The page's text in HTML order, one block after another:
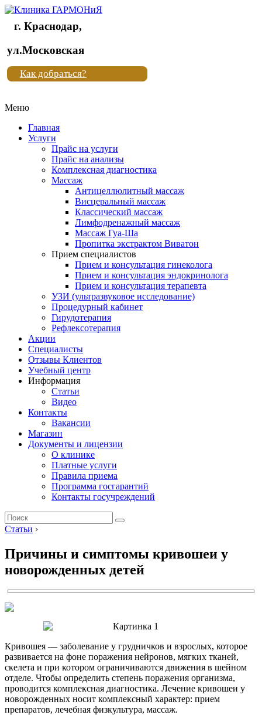
Клиника
"Новая
жизнь"
Клиника
жизнь"
г. Краснодар,
ул.Московская
Как добраться?
Меню
Главная
Услуги
Прайс на услуги
Прайс на анализы
Комплексная диагностика
Массаж
Антицеллюлитный массаж
Висцеральный массаж
Классический массаж
Лимфодренажный массаж
Массаж Гуа-Ша
Пропитка экстрактом Виватон
Прием специалистов
Прием и консультация гинеколога
Прием и консультация эндокринолога
Прием и консультация терапевта
УЗИ (ультразвуковое исследование)
Процедурный кабинет
Гирудотерапия
Рефлексотерапия
Акции
Специалисты
Отзывы Клиентов
Учебный центр
Информация
Статьи
Видео
Контакты
Вакансии
Магазин
Документы и лицензии
О клинике
Платные услуги
Правила приема
Программа госгарантий
Контакты госучреждений
Статьи ›
Причины и симптомы кривошеи у
новорожденных детей
Кривошея — заболевание у грудничков и взрослых, которое
развивается на фоне поражения нейронов, мягких тканей,
скелета и при котором ограничиваются движения в шейном
отделе. Чтобы определить степень поражения организма,
проводится комплексная диагностика. Лечение кривошеи у
новорожденных носит комплексный характер: прием
препаратов, лечебная физкультура, массаж.